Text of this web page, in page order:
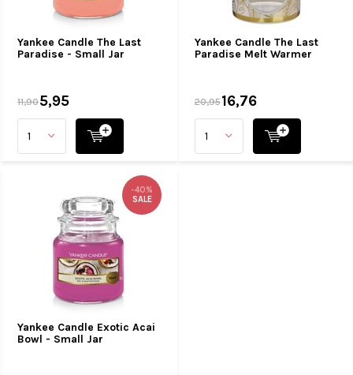
Yankee Candle The Last
Paradise - Small Jar
11,905,95
Yankee Candle The Last
Paradise Melt Warmer
20,9516,76
Yankee Candle Exotic Acai
Bowl - Small Jar
-40%
SALE